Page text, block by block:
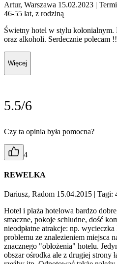
Artur, Warszawa 15.02.2023 |
46-55 lat, z rodziną
Świetny hotel w stylu kolonialnym.
oraz alkoholi. Serdecznie polecam
Więcej
5.5/6
Czy ta opinia była pomocna?
4
REWELKA
Dariusz, Radom 15.04.2015 | Tagi:
Hotel i plaża hotelowa bardzo
smaczne, pokoje schludne, dość
nieodpłatne atrakcje: np. wycieczka
problemu ze znalezieniem miejsca
znacznego "obłożenia" hotelu.
obszar ośrodka ale z drugiej strony